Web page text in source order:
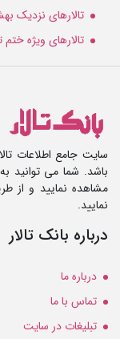
تالارهای نزدیک
تالارهای ویژه
سایت جامع اطلاعات
باشد. شما می توانید
مشاهده نمایید و از
نمایید.
درباره بانک تالار
درباره ما
تماس با ما
تبلیغات در سایت